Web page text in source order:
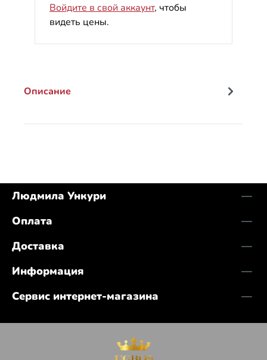
Войдите в свой аккаунт, чтобы
видеть цены.
Описание
Людмила Ункури
Оплата
Доставка
Информация
Сервис интернет-магазина